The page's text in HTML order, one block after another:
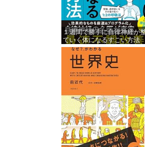
１週間で勝手に自律神経が
ていく体になるすごい方法
価格